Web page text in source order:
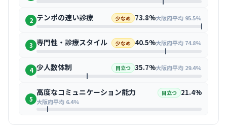
2 テンポの速い診療 少なめ 73.8%大阪府平均 95.5%
3 専門性・診療スタイル 少なめ 40.5%大阪府平均 74.8%
4 少人数体制 目立つ 35.7%大阪府平均 29.4%
5
高度なコミュニケーション能力 目立つ 21.4%
大阪府平均 6.4%